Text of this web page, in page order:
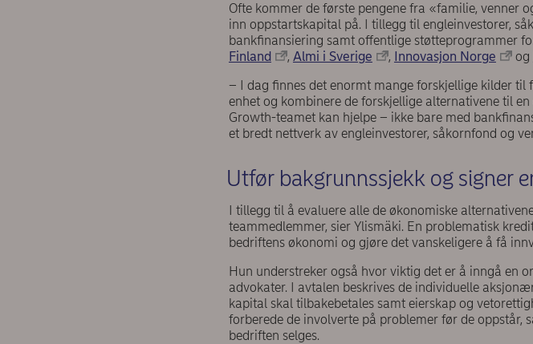
Ofte kommer de første pengene fra «familie, venner
inn oppstartskapital på. I tillegg til engleinvestorer,
bankfinansiering samt offentlige støtteprogrammer
Finland
, Almi i Sverige , Innovasjon Norge og
– I dag finnes det enormt mange forskjellige kilder til
enhet og kombinere de forskjellige alternativene til
Growth-teamet kan hjelpe – ikke bare med
et bredt nettverk av engleinvestorer, såkornfond og
Utfør bakgrunnssjekk og signer
I tillegg til å evaluere alle de økonomiske
teammedlemmer, sier Ylismäki. En problematisk
bedriftens økonomi og gjøre det vanskeligere å få
Hun understreker også hvor viktig det er å inngå en
advokater. I avtalen beskrives de individuelle
kapital skal tilbakebetales samt eierskap og
forberede de involverte på problemer før de
bedriften selges.